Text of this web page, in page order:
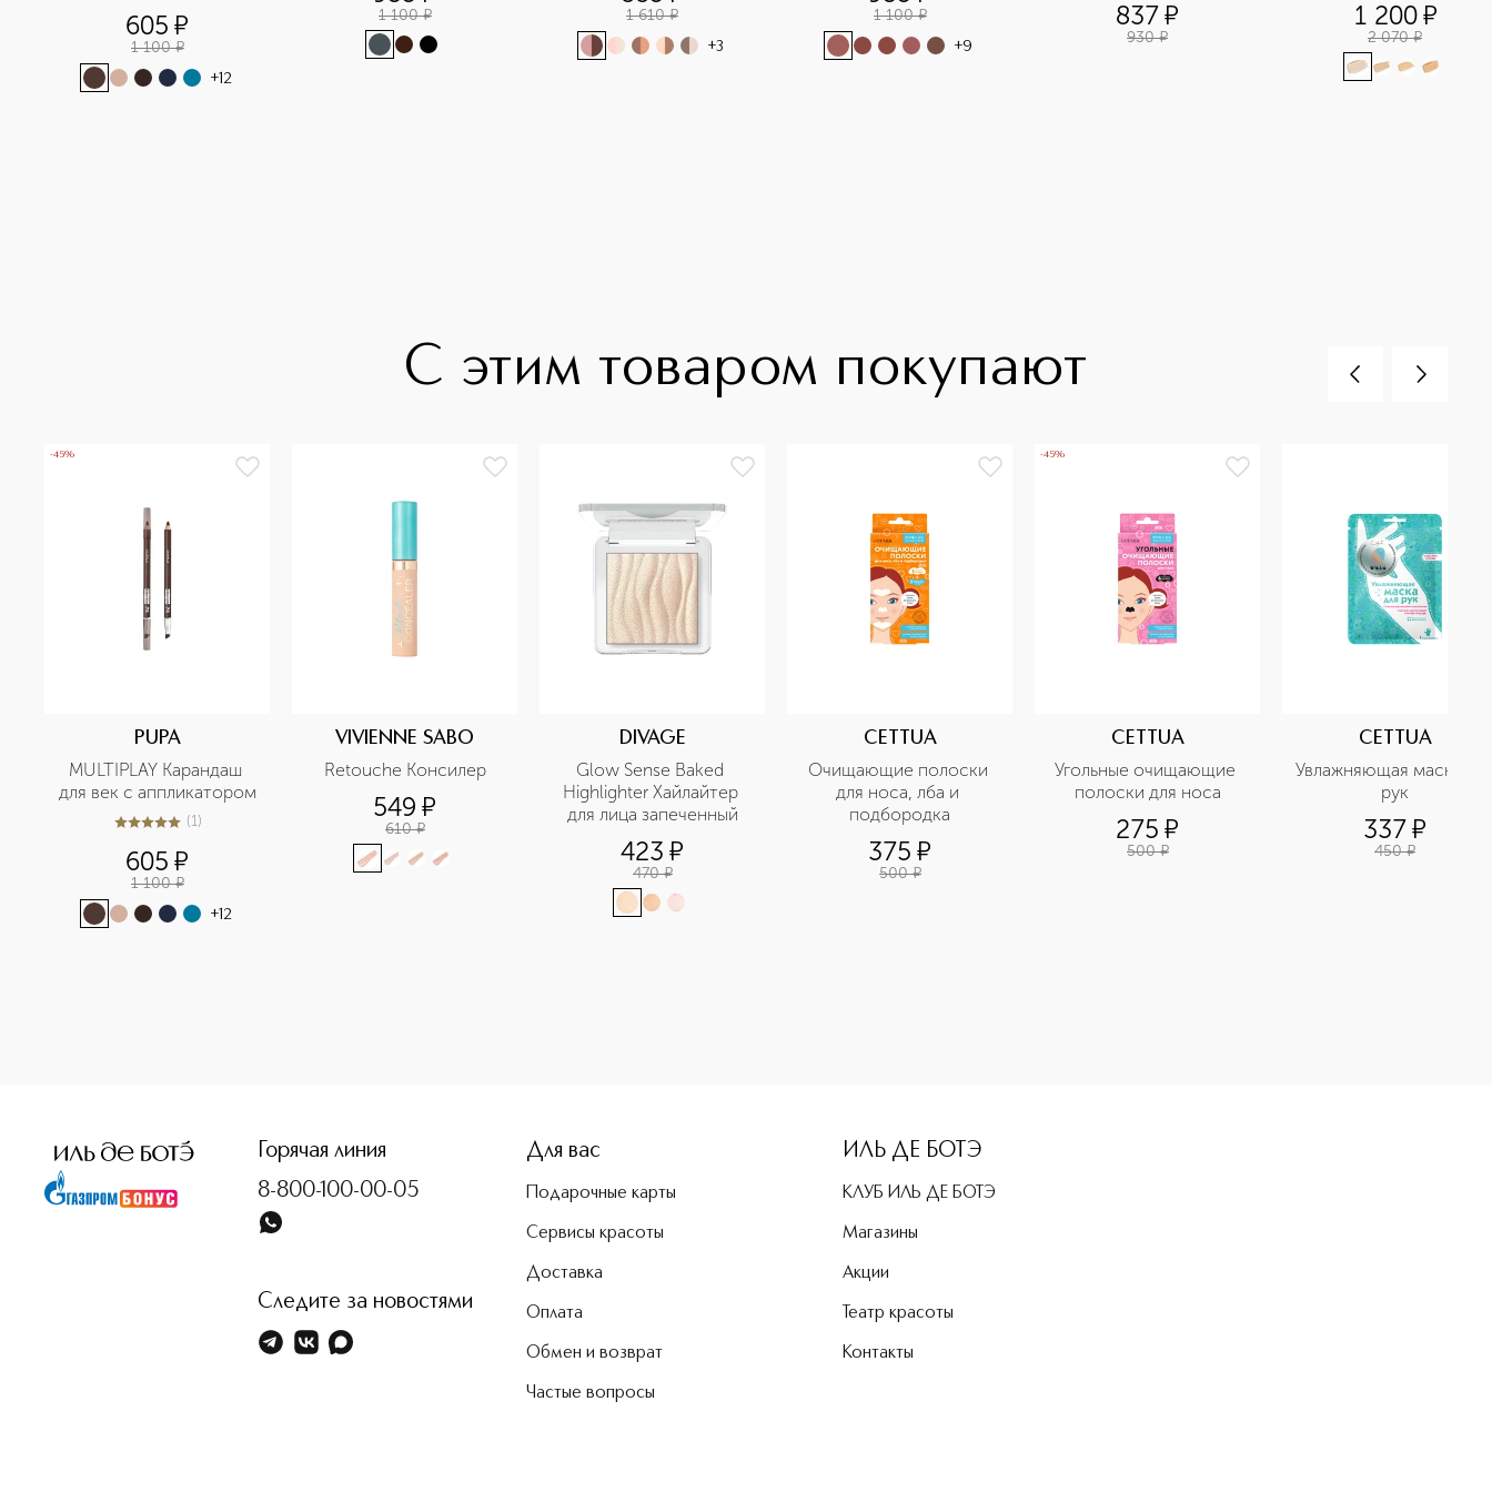
605 ¤
1 100 ¤
+12
1 100 ¤ 1 610 ¤
+3
1 100 ¤
+9
837¤
930 ¤
1 200¤
2 070 ¤
С этим товаром покупают
-45%
PUPA
MULTIPLAY Карандаш
для век с аппликатором
5из 51 (1)
605 ¤
1 100 ¤
+12
VIVIENNE SABO
Retouche Консилер
549 ¤
610 ¤
DIVAGE
Glow Sense Baked
Highlighter Хайлайтер
для лица запеченный
423 ¤
470 ¤
CETTUA
Очищающие полоски
для носа, лба и
подбородка
375 ¤
500 ¤
-45%
CETTUA
Угольные очищающие
полоски для носа
275 ¤
500 ¤
CETTUA
Увлажняющая маска
рук
337¤
450 ¤
Горячая линия
8-800-100-00-05
Следите за новостями
Для вас
Подарочные карты
Сервисы красоты
Доставка
Оплата
Обмен и возврат
Частые вопросы
ИЛЬ ДЕ БОТЭ
КЛУБ ИЛЬ ДЕ БОТЭ
Магазины
Акции
Театр красоты
Контакты